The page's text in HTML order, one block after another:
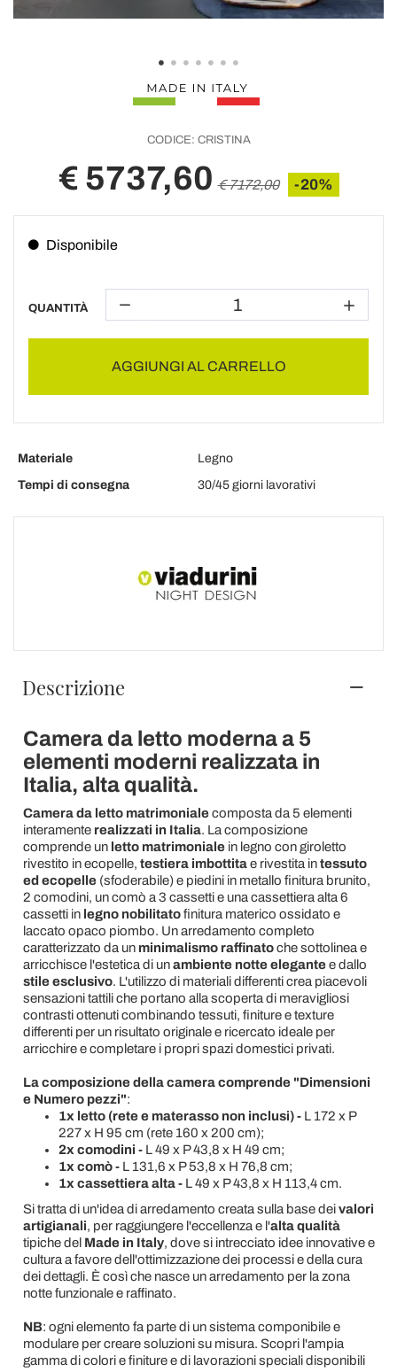
CODICE: CRISTINA
€ 5737,60 € 7172,00 -20%
Disponibile
QUANTITÀ
AGGIUNGI AL CARRELLO
Materiale
Legno
Tempi di consegna
30/45 giorni lavorativi
Descrizione
Camera da letto moderna a 5
elementi moderni realizzata in
Italia, alta qualità.
Camera da letto matrimonialecomposta da 5 elementi
interamenterealizzati in Italia. La composizione
comprende unletto matrimonialein legno con giroletto
rivestito in ecopelle, testiera imbottitae rivestita intessuto
ed ecopelle(sfoderabile) e piedini in metallo finitura brunito,
2 comodini, un comò a 3 cassetti e una cassettiera alta 6
cassetti in legno nobilitatofinitura materico ossidato e
laccato opaco piombo. Un arredamento completo
caratterizzato da un minimalismo raffinatoche sottolinea e
arricchisce l'estetica di unambiente notte elegantee dallo
stile esclusivo. L'utilizzo di materiali differenti crea piacevoli
sensazioni tattili che portano alla scoperta di meravigliosi
contrasti ottenuti combinando tessuti, finiture e texture
differenti per un risultato originale e ricercato ideale per
arricchire e completare i propri spazi domestici privati.
La composizione della camera comprende "Dimensioni
e Numero pezzi":
1x letto (rete e materasso non inclusi) -L 172 x P
227 x H 95 cm (rete 160 x 200 cm);
2x comodini - L 49 x P 43,8 x H 49 cm;
1x comò -L 131,6 x P 53,8 x H 76,8 cm;
1x cassettiera alta -L 49 x P 43,8 x H 113,4 cm.
Si tratta di un'idea di arredamento creata sulla base deivalori
artigianali, per raggiungere l'eccellenza e l'alta qualità
tipiche del Made in Italy, dove si intrecciato idee innovative e
cultura a favore dell'ottimizzazione dei processi e della cura
dei dettagli. È così che nasce un arredamento per la zona
notte funzionale e raffinato.
NB: ogni elemento fa parte di un sistema componibile e
modulare per creare soluzioni su misura. Scopri l'ampia
gamma di colori e finiture e di lavorazioni speciali disponibili